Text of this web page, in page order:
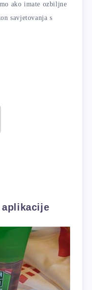
ako imate ozbiljne
savjetovanja s
aplikacije